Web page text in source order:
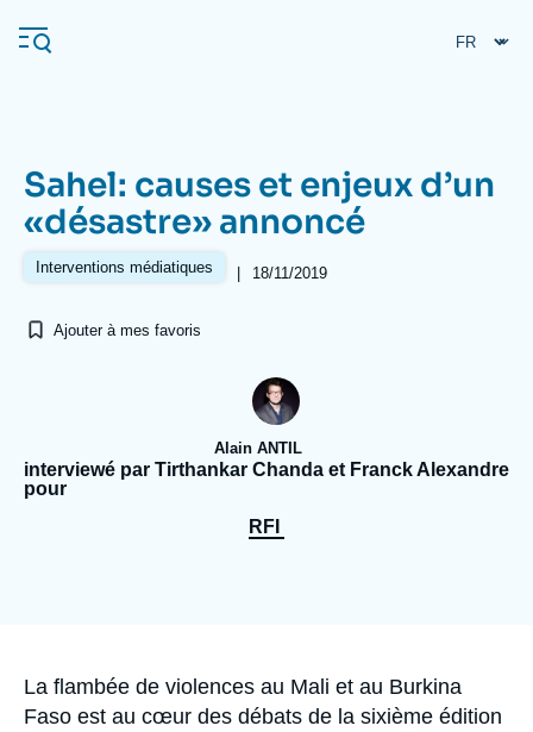
au
contenu
Navigation
principale
L'Ifri
Analyses
Se connecter
Recherches fréquentes
Proche-Orient
Sahel: causes et enjeux d’un
«désastre» annoncé
Interventions médiatiques | 18/11/2019
Ajouter à mes favoris
Alain ANTIL
interviewé par Tirthankar Chanda et Franck Alexandre
pour
RFI
Accroche
La flambée de violences au Mali et au Burkina
Faso est au cœur des débats de la sixième édition